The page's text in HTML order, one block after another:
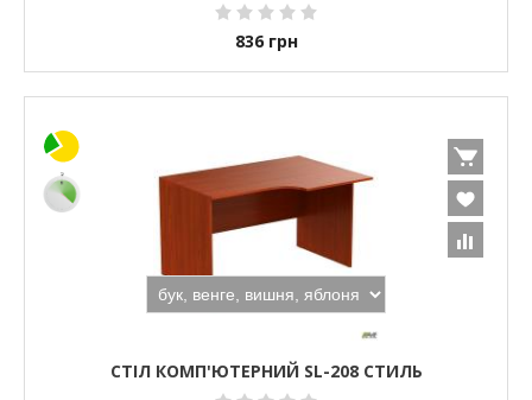
836 грн
СТІЛ КОМП'ЮТЕРНИЙ SL-208 СТИЛЬ